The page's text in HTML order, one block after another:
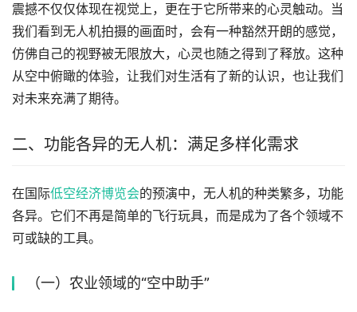
震撼不仅仅体现在视觉上，更在于它所带来的心灵触动。当
我们看到无人机拍摄的画面时，会有一种豁然开朗的感觉，
仿佛自己的视野被无限放大，心灵也随之得到了释放。这种
从空中俯瞰的体验，让我们对生活有了新的认识，也让我们
对未来充满了期待。
二、功能各异的无人机：满足多样化需求
在国际低空经济博览会的预演中，无人机的种类繁多，功能
各异。它们不再是简单的飞行玩具，而是成为了各个领域不
可或缺的工具。
（一）农业领域的“空中助手”